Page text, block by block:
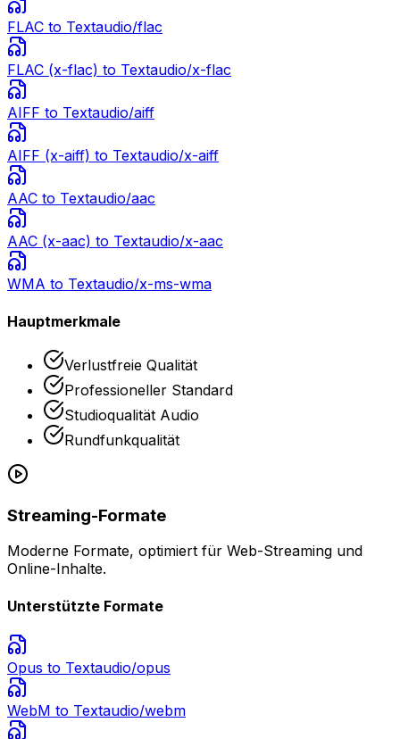
FLAC to Textaudio/flac
FLAC (x-flac) to Textaudio/x-flac
AIFF to Textaudio/aiff
AIFF (x-aiff) to Textaudio/x-aiff
AAC to Textaudio/aac
AAC (x-aac) to Textaudio/x-aac
WMA to Textaudio/x-ms-wma
Hauptmerkmale
Verlustfreie Qualität
Professioneller Standard
Studioqualität Audio
Rundfunkqualität
Streaming-Formate
Moderne Formate, optimiert für Web-Streaming und
Online-Inhalte.
Unterstützte Formate
Opus to Textaudio/opus
WebM to Textaudio/webm